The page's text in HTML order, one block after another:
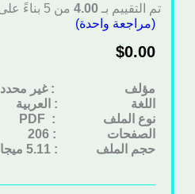
تم التقييم بـ4.00 من 5 بناءً على تقييم عميل واحد
(مراجعة واحدة)
$0.00
مؤلف : غير محدد
اللغة : العربية
نوع الملف : PDF
الصفحات : 206
حجم الملف : 5.11 ميجا بايت